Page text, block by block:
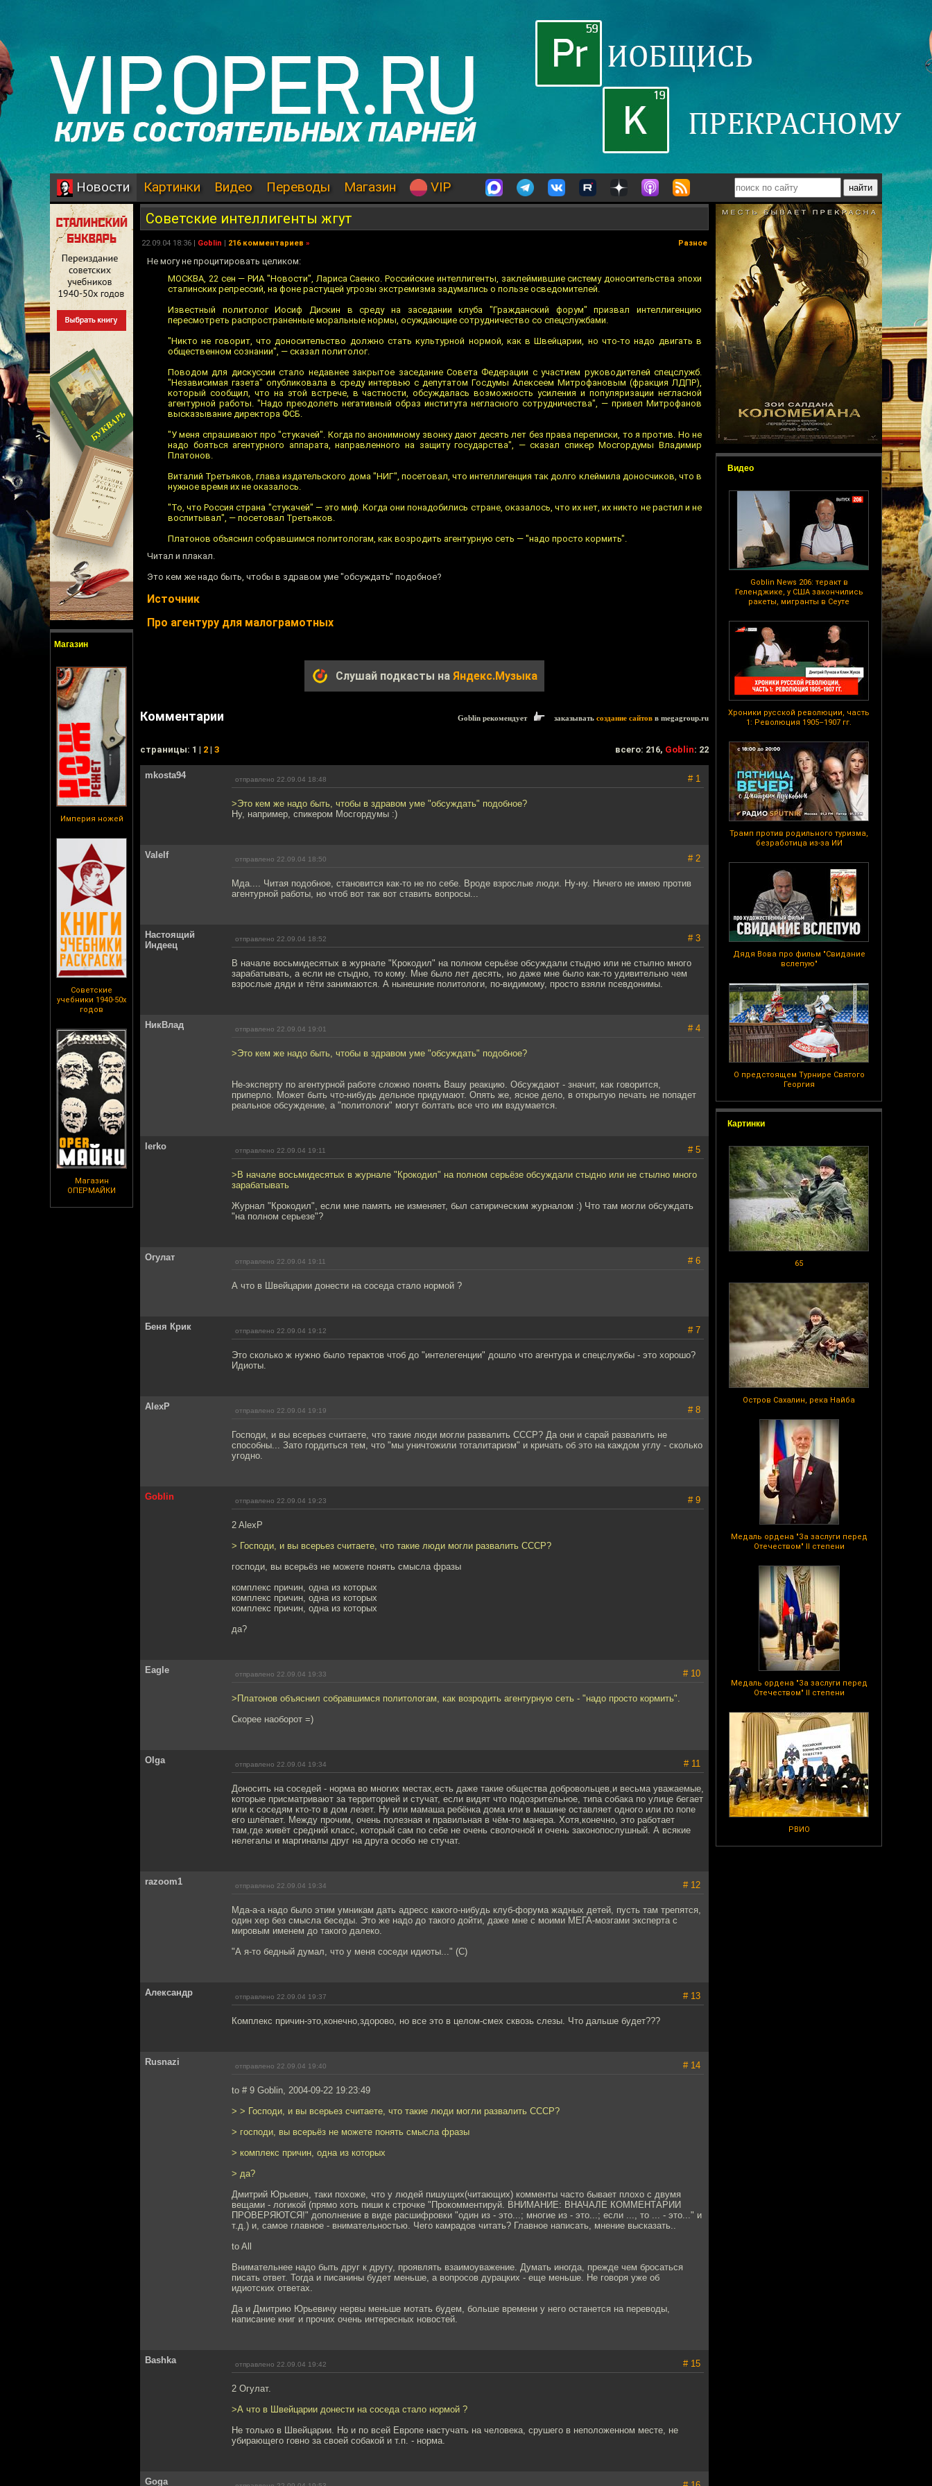
Новости Картинки Видео Переводы Магазин VIP
Магазин
Империя ножей
Советские
учебники 1940-50х
годов
Магазин
ОПЕРМАЙКИ
Видео
Goblin News 206: теракт в
Геленджике, у США закончились
ракеты, мигранты в Сеуте
Хроники русской революции, часть
1: Революция 1905–1907 гг.
Трамп против родильного туризма,
безработица из-за ИИ
Дядя Вова про фильм "Свидание
вслепую"
О предстоящем Турнире Святого
Георгия
Картинки
65
Остров Сахалин, река Найба
Медаль ордена "За заслуги перед
Отечеством" II степени
Медаль ордена "За заслуги перед
Отечеством" II степени
РВИО
Советские интеллигенты жгут
22.09.04 18:36 | Goblin | 216 комментариев » Разное
Не могу не процитировать целиком:
МОСКВА, 22 сен — РИА "Новости", Лариса Саенко. Российские интеллигенты, заклеймившие систему доносительства эпохи
сталинских репрессий, на фоне растущей угрозы экстремизма задумались о пользе осведомителей.
Известный политолог Иосиф Дискин в среду на заседании клуба "Гражданский форум" призвал интеллигенцию
пересмотреть распространенные моральные нормы, осуждающие сотрудничество со спецслужбами.
"Никто не говорит, что доносительство должно стать культурной нормой, как в Швейцарии, но что-то надо двигать в
общественном сознании", — сказал политолог.
Поводом для дискуссии стало недавнее закрытое заседание Совета Федерации с участием руководителей спецслужб.
"Независимая газета" опубликовала в среду интервью с депутатом Госдумы Алексеем Митрофановым (фракция ЛДПР),
который сообщил, что на этой встрече, в частности, обсуждалась возможность усиления и популяризации негласной
агентурной работы. "Надо преодолеть негативный образ института негласного сотрудничества", — привел Митрофанов
высказывание директора ФСБ.
"У меня спрашивают про "стукачей". Когда по анонимному звонку дают десять лет без права переписки, то я против. Но не
надо бояться агентурного аппарата, направленного на защиту государства", — сказал спикер Мосгордумы Владимир
Платонов.
Виталий Третьяков, глава издательского дома "НИГ", посетовал, что интеллигенция так долго клеймила доносчиков, что в
нужное время их не оказалось.
"То, что Россия страна "стукачей" — это миф. Когда они понадобились стране, оказалось, что их нет, их никто не растил и не
воспитывал", — посетовал Третьяков.
Платонов объяснил собравшимся политологам, как возродить агентурную сеть — "надо просто кормить".
Читал и плакал.
Это кем же надо быть, чтобы в здравом уме "обсуждать" подобное?
Источник
Про агентуру для малограмотных
Слушай подкасты на Яндекс.Музыка
Комментарии Goblin рекомендует заказывать создание сайтов в megagroup.ru
cтраницы: 1 | 2 | 3 всего: 216, Goblin: 22
mkosta94 отправлено 22.09.04 18:48 # 1
>Это кем же надо быть, чтобы в здравом уме "обсуждать" подобное?
Ну, например, спикером Мосгордумы :)
Valelf отправлено 22.09.04 18:50 # 2
Мда.... Читая подобное, становится как-то не по себе. Вроде взрослые люди. Ну-ну. Ничего не имею против
агентурной работы, но чтоб вот так вот ставить вопросы...
Настоящий
Индеец
отправлено 22.09.04 18:52 # 3
В начале восьмидесятых в журнале "Крокодил" на полном серьёзе обсуждали стыдно или не стылно много
зарабатывать, а если не стыдно, то кому. Мне было лет десять, но даже мне было как-то удивительно чем
взрослые дяди и тёти занимаются. А нынешние политологи, по-видимому, просто взяли псевдонимы.
НикВлад отправлено 22.09.04 19:01 # 4
>Это кем же надо быть, чтобы в здравом уме "обсуждать" подобное?
Не-эксперту по агентурной работе сложно понять Вашу реакцию. Обсуждают - значит, как говорится,
приперло. Может быть что-нибудь дельное придумают. Опять же, ясное дело, в открытую печать не попадет
реальное обсуждение, а "политологи" могут болтать все что им вздумается.
lerko отправлено 22.09.04 19:11 # 5
>В начале восьмидесятых в журнале "Крокодил" на полном серьёзе обсуждали стыдно или не стылно много
зарабатывать
Журнал "Крокодил", если мне память не изменяет, был сатирическим журналом :) Что там могли обсуждать
"на полном серьезе"?
Огулат отправлено 22.09.04 19:11 # 6
А что в Швейцарии донести на соседа стало нормой ?
Беня Крик отправлено 22.09.04 19:12 # 7
Это сколько ж нужно было терактов чтоб до "интелегенции" дошло что агентура и спецслужбы - это хорошо?
Идиоты.
AlexP отправлено 22.09.04 19:19 # 8
Господи, и вы всерьез считаете, что такие люди могли развалить СССР? Да они и сарай развалить не
способны... Зато гордиться тем, что "мы уничтожили тоталитаризм" и кричать об это на каждом углу - сколько
угодно.
Goblin отправлено 22.09.04 19:23 # 9
2 AlexP
> Господи, и вы всерьез считаете, что такие люди могли развалить СССР?
господи, вы всерьёз не можете понять смысла фразы
комплекс причин, одна из которых
комплекс причин, одна из которых
комплекс причин, одна из которых
да?
Eagle отправлено 22.09.04 19:33 # 10
>Платонов объяснил собравшимся политологам, как возродить агентурную сеть - "надо просто кормить".
Скорее наоборот =)
Olga отправлено 22.09.04 19:34 # 11
Доносить на соседей - норма во многих местах,есть даже такие общества добровольцев,и весьма уважаемые,
которые присматривают за территорией и стучат, если видят что подозрительное, типа собака по улице бегает
или к соседям кто-то в дом лезет. Ну или мамаша ребёнка дома или в машине оставляет одного или по попе
его шлёпает. Между прочим, очень полезная и правильная в чём-то манера. Хотя,конечно, это работает
там,где живёт средний класс, который сам по себе не очень сволочной и очень законопослушный. А всякие
нелегалы и маргиналы друг на друга особо не стучат.
razoom1 отправлено 22.09.04 19:34 # 12
Мда-а-а надо было этим умникам дать адресс какого-нибудь клуб-форума жадных детей, пусть там трепятся,
один хер без смысла беседы. Это же надо до такого дойти, даже мне с моими МЕГА-мозгами эксперта с
мировым именем до такого далеко.
"А я-то бедный думал, что у меня соседи идиоты..." (С)
Александр отправлено 22.09.04 19:37 # 13
Комплекс причин-это,конечно,здорово, но все это в целом-смех сквозь слезы. Что дальше будет???
Rusnazi отправлено 22.09.04 19:40 # 14
to # 9 Goblin, 2004-09-22 19:23:49
> > Господи, и вы всерьез считаете, что такие люди могли развалить СССР?
> господи, вы всерьёз не можете понять смысла фразы
> комплекс причин, одна из которых
> да?
Дмитрий Юрьевич, таки похоже, что у людей пишущих(читающих) комменты часто бывает плохо с двумя
вещами - логикой (прямо хоть пиши к строчке "Прокомментируй. ВНИМАНИЕ: ВНАЧАЛЕ КОММЕНТАРИИ
ПРОВЕРЯЮТСЯ!" дополнение в виде расшифровки "один из - это...; многие из - это...; если ..., то ... - это..." и
т.д.) и, самое главное - внимательностью. Чего камрадов читать? Главное написать, мнение высказать..
to All
Внимательнее надо быть друг к другу, проявлять взаимоуважение. Думать иногда, прежде чем бросаться
писать ответ. Тогда и писанины будет меньше, а вопросов дурацких - еще меньше. Не говоря уже об
идиотских ответах.
Да и Дмитрию Юрьевичу нервы меньше мотать будем, больше времени у него останется на переводы,
написание книг и прочих очень интересных новостей.
Bashka отправлено 22.09.04 19:42 # 15
2 Огулат.
>А что в Швейцарии донести на соседа стало нормой ?
Не только в Швейцарии. Но и по всей Европе настучать на человека, срушего в неположенном месте, не
убирающего говно за своей собакой и т.п. - норма.
Goga